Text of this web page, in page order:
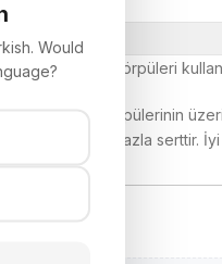
240 düz klasik törpüleri
edilir. Tırnak törpülerinin
daha fazla serttir. İyi
Would